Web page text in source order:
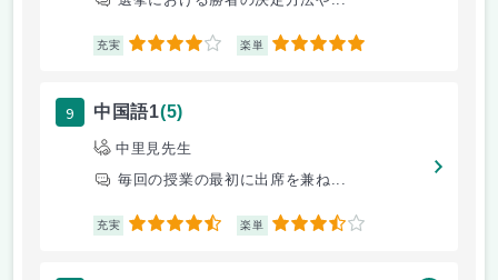
充実 4 楽単 5
9 中国語1(5)
中里見先生
毎回の授業の最初に出席を兼ね...
充実 4.5 楽単 3.5